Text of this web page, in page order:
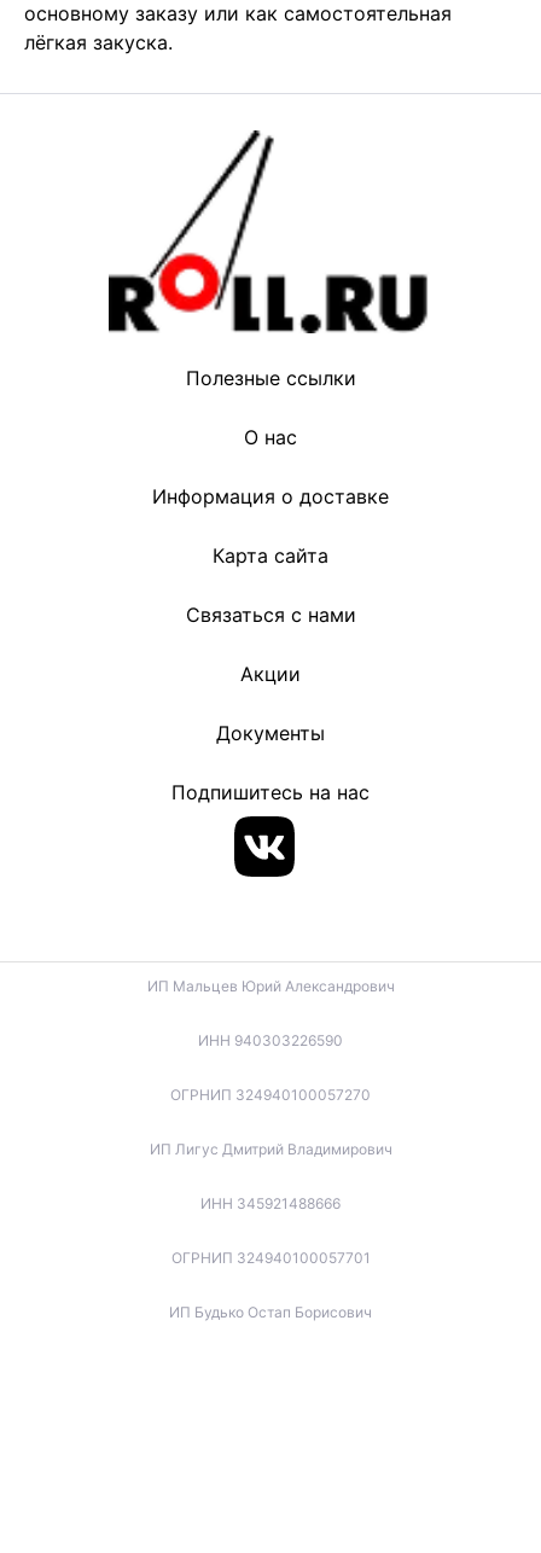
основному заказу или как самостоятельная
лёгкая закуска.
Полезные ссылки
О нас
Информация о доставке
Карта сайта
Связаться с нами
Акции
Документы
Подпишитесь на нас
ИП Мальцев Юрий Александрович
ИНН 940303226590
ОГРНИП 324940100057270
ИП Лигус Дмитрий Владимирович
ИНН 345921488666
ОГРНИП 324940100057701
ИП Будько Остап Борисович